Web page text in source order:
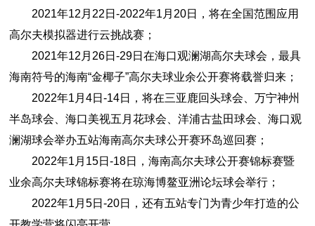
2021年12月22日-2022年1月20日，将在全国范围应用
高尔夫模拟器进行云挑战赛；
2021年12月26日-29日在海口观澜湖高尔夫球会，最具
海南符号的海南“金椰子”高尔夫球业余公开赛将载誉归来；
2022年1月4日-14日，将在三亚鹿回头球会、万宁神州
半岛球会、海口美视五月花球会、洋浦古盐田球会、海口观
澜湖球会举办五站海南高尔夫球公开赛环岛巡回赛；
2022年1月15日-18日，海南高尔夫球公开赛锦标赛暨
业余高尔夫球锦标赛将在琼海博鳌亚洲论坛球会举行；
2022年1月5日-20日，还有五站专门为青少年打造的公